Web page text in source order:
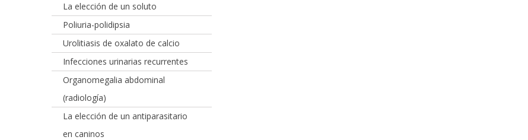
La elección de un soluto
Poliuria-polidipsia
Urolitiasis de oxalato de calcio
Infecciones urinarias recurrentes
Organomegalia abdominal
(radiología)
La elección de un antiparasitario
en caninos